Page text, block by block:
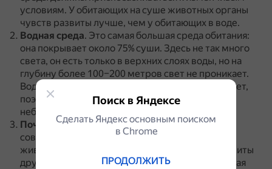
условиям. У обитающих на суше животных органы
чувств развиты лучше, чем у обитающих в воде.
Водная среда. Это самая большая среда обитания:
она покрывает около 75% суши. Здесь не так много
света, он есть только в верхних слоях воды, но на
глубину более 100–200 метров свет не проникает.
Вода медленно нагревается и медленно остывает,
поэтому перепады температур в этой среде
небольшие.
Почвенная среда.В почвенной среде обитания
совсем нет света, поэтому у животных, в ней
живущих, плохо развито зрение, но лучше развиты
другие органы чувств: слух, обоняние.
Почвенная
Поиск в Яндексе
Сделать Яндекс основным поиском
в Сhrome
ПРОДОЛЖИТЬ